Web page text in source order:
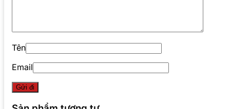
Tên
Email